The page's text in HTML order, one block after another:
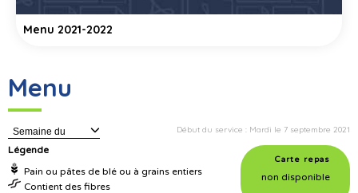
Menu 2021-2022
Menu
Semaine du Début du service : Mardi le 7 septembre 2021
Légende
Pain ou pâtes de blé ou à grains entiers
Contient des fibres
Carte repas
non disponible